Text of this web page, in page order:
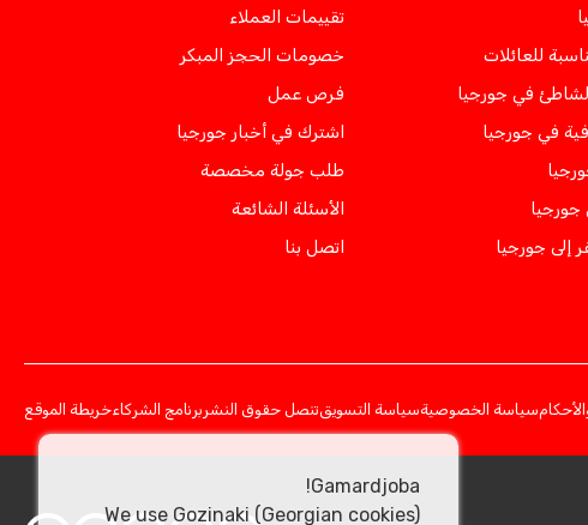
للعائلات
في جورجيا
في جورجيا
جورجيا
إلى جورجيا
تقييمات العملاء
خصومات الحجز المبكر
فرص عمل
اشترك في أخبار جورجيا
طلب جولة مخصصة
الأسئلة الشائعة
اتصل بنا
سياسة الخصوصيةسياسة التسويقتنصل حقوق النشر برنامج الشركاءخريطة الموقع
Gamardjoba!
We use Gozinaki (Georgian cookies)